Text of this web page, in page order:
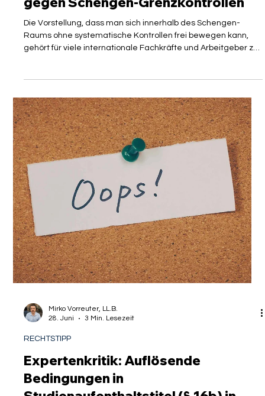
Und täglich grüßt das Murmeltier:
Weiterer Jura-Professor klagt
gegen Schengen-Grenzkontrollen
gehört für viele internationale Fachkräfte und Arbeitgeber zu
den größten Standortvorteilen Europas. Doch wer in diesen
Tagen die deutsche Grenze überquert, erlebt oft ein böses
Erwachen. Trotz klarer europarechtlicher Vorgaben und
zahlreicher verlorener Gerichtsverfahren hält das
Bundesinnenministerium unter Alexander Dobrindt (CSU)
vehement an den flächendeckenden...
Mirko Vorreuter, LL.B.
28. Juni
3 Min. Lesezeit